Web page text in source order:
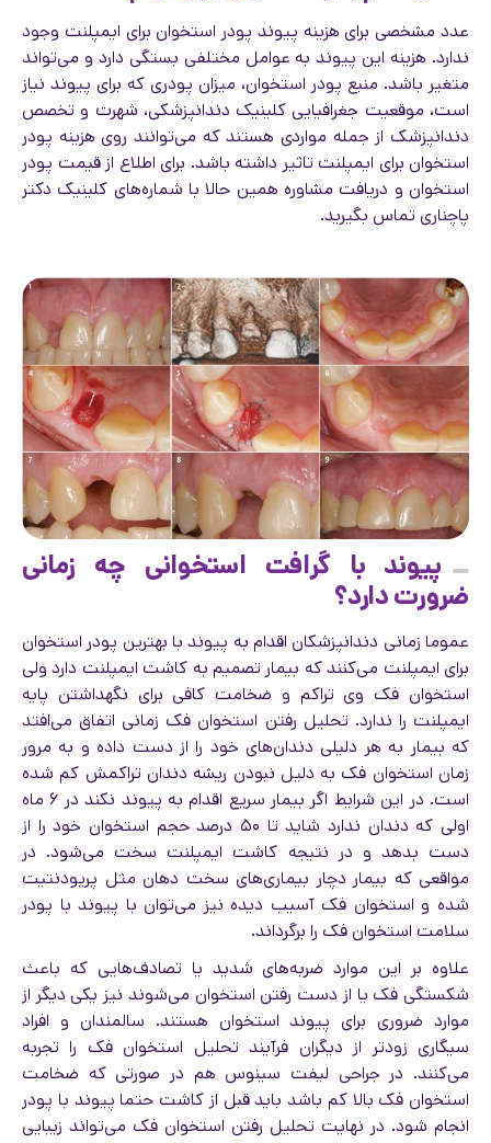
عدد مشخصی برای هزینه پیوند پودر استخوان برای ایمپلنت وجود
ندارد. هزینه این پیوند به عوامل مختلفی بستگی دارد و می‌تواند
متغیر باشد. منبع پودر استخوان، میزان پودری که برای پیوند نیاز
است، موقعیت جغرافیایی کلینیک دندانپزشکی، شهرت و تخصص
دندانپزشک از جمله مواردی هستند که می‌توانند روی هزینه پودر
استخوان برای ایمپلنت تاثیر داشته باشد. برای اطلاع از قیمت پودر
استخوان و دریافت مشاوره همین حالا با شماره‌های کلینیک دکتر
پاچناری تماس بگیرید.
پیوند با گرافت استخوانی چه زمانی
ضرورت دارد؟
عموما زمانی دندانپزشکان اقدام به پیوند با بهترین پودر استخوان
برای ایمپلنت می‌کنند که بیمار تصمیم به کاشت ایمپلنت دارد ولی
استخوان فک وی تراکم و ضخامت کافی برای نگهداشتن پایه
ایمپلنت را ندارد. تحلیل رفتن استخوان فک زمانی اتفاق می‌افتد
که بیمار به هر دلیلی دندان‌های خود را از دست داده و به مرور
زمان استخوان فک به دلیل نبودن ریشه دندان تراکمش کم شده
است. در این شرایط اگر بیمار سریع اقدام به پیوند نکند در ۶ ماه
اولی که دندان ندارد شاید تا ۵۰ درصد حجم استخوان خود را از
دست بدهد و در نتیجه کاشت ایمپلنت سخت می‌شود. در
مواقعی که بیمار دچار بیماری‌های سخت دهان مثل پریودنتیت
شده و استخوان فک آسیب دیده نیز می‌توان با پیوند با پودر
سلامت استخوان فک را برگرداند.
علاوه بر این موارد ضربه‌های شدید یا تصادف‌هایی که باعث
شکستگی فک یا از دست رفتن استخوان می‌شوند نیز یکی دیگر از
موارد ضروری برای پیوند استخوان هستند. سالمندان و افراد
سیگاری زودتر از دیگران فرآیند تحلیل استخوان فک را تجربه
می‌کنند. در جراحی لیفت سینوس هم در صورتی که ضخامت
استخوان فک بالا کم باشد باید قبل از کاشت حتما پیوند با پودر
انجام شود. در نهایت تحلیل رفتن استخوان فک می‌تواند زیبایی